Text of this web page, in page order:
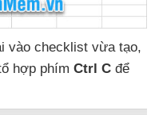
vào checklist vừa tạo,
hợp phím Ctrl C để